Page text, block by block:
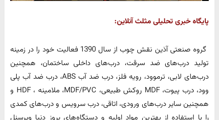
پایگاه خبری تحلیلی مثلث آنلاین:
گروه صنعتی آذین نقش چوب از سال 1390 فعالیت خود را در زمینه
تولید درب‌های ضد سرقت، درب‌های داخلی ساختمان، همچنین
درب‌های لابی، ترموود، رویه فلز، درب ضد آب ABS، درب ضد آب پلی
وود، درب پیوت، MDF روکش طبیعی، MDF/PVC، ملامینه ، HDF و
همچنین سایر درب‌های ورودی، اتاقی، درب سرویس و درب‌های کمدی
را با استفاده از بهترین مواد اولیه و دستگاه‌های بروز دنیا وپرسنل